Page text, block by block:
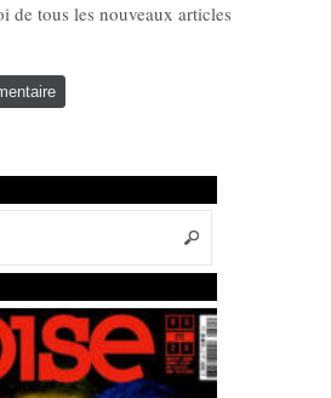
de tous les nouveaux articles